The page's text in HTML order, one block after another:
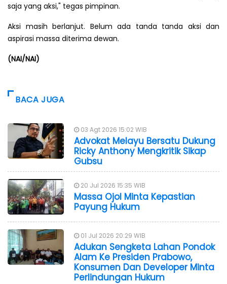
saja yang aksi," tegas pimpinan.
Aksi masih berlanjut. Belum ada tanda tanda aksi dan
aspirasi massa diterima dewan.
(NAI/NAI)
BACA JUGA
03 Agt 2026 15:02 WIB
Advokat Melayu Bersatu Dukung
Ricky Anthony Mengkritik Sikap
Gubsu
20 Jul 2026 15:35 WIB
Massa Ojol Minta Kepastian
Payung Hukum
01 Jul 2026 20:29 WIB
Adukan Sengketa Lahan Pondok
Alam Ke Presiden Prabowo,
Konsumen Dan Developer Minta
Perlindungan Hukum